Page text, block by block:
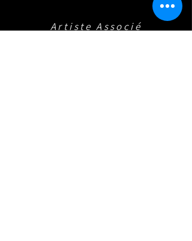
Artiste Associé